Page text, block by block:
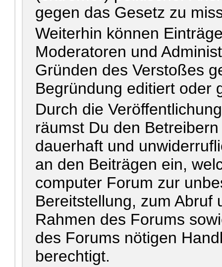
gegen das Gesetz zu
Weiterhin können
Moderatoren und
Gründen des Verstoßes
Begründung editiert oder
Durch die
räumst Du den
dauerhaft und
an den Beiträgen ein,
computer Forum zur
Bereitstellung, zum Abruf
Rahmen des Forums
des Forums nötigen
berechtigt.